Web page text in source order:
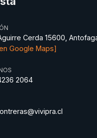
Cerda 15600,
Google Maps]
2064